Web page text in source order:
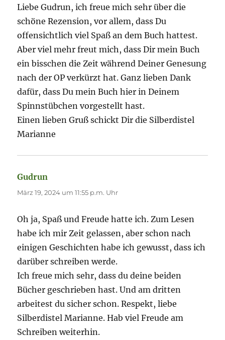
Liebe Gudrun, ich freue mich sehr über die
schöne Rezension, vor allem, dass Du
offensichtlich viel Spaß an dem Buch hattest.
Aber viel mehr freut mich, dass Dir mein Buch
ein bisschen die Zeit während Deiner Genesung
nach der OP verkürzt hat. Ganz lieben Dank
dafür, dass Du mein Buch hier in Deinem
Spinnstübchen vorgestellt hast.
Einen lieben Gruß schickt Dir die Silberdistel
Marianne
Gudrun
März 19, 2024 um 11:55 p.m. Uhr
Oh ja, Spaß und Freude hatte ich. Zum Lesen
habe ich mir Zeit gelassen, aber schon nach
einigen Geschichten habe ich gewusst, dass ich
darüber schreiben werde.
Ich freue mich sehr, dass du deine beiden
Bücher geschrieben hast. Und am dritten
arbeitest du sicher schon. Respekt, liebe
Silberdistel Marianne. Hab viel Freude am
Schreiben weiterhin.